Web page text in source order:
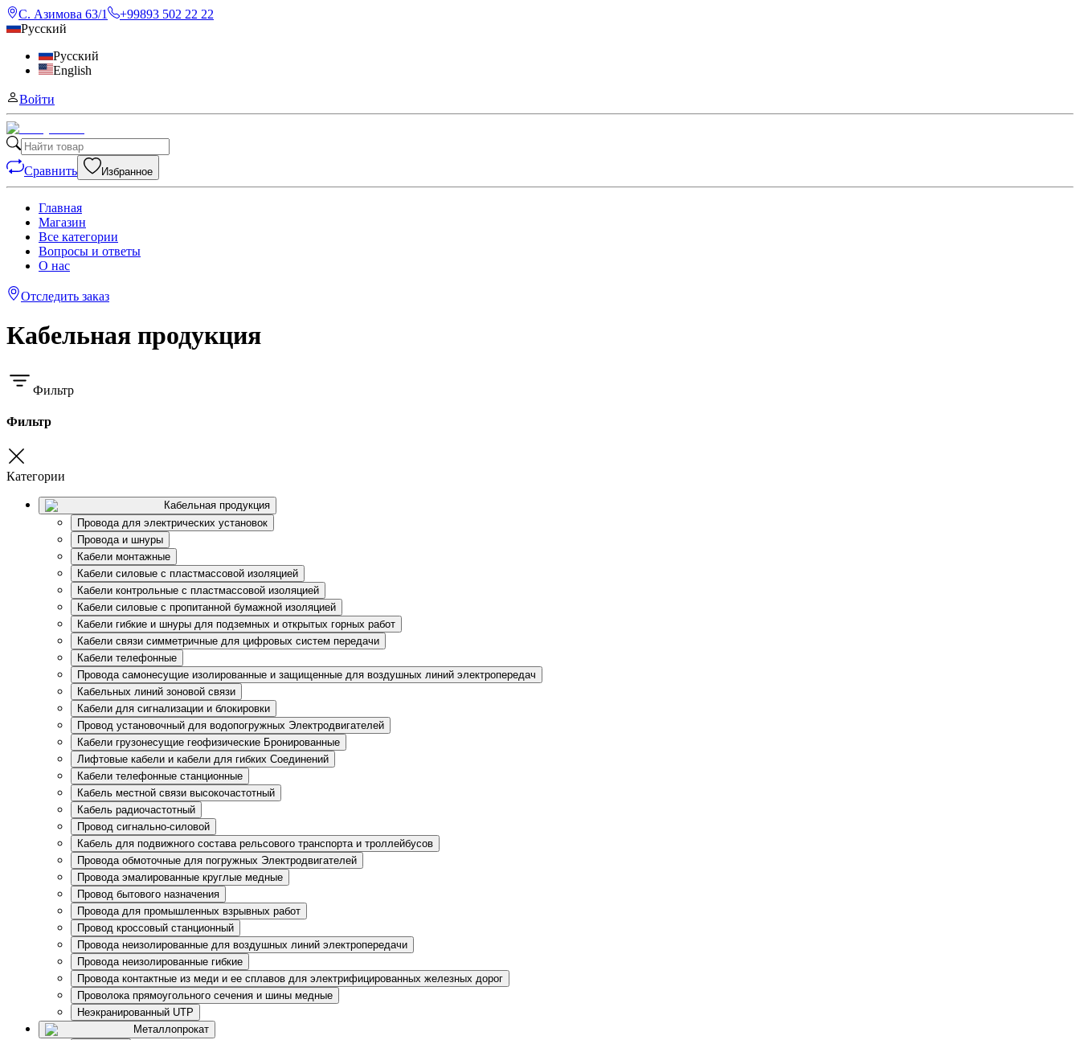
С. Азимова 63/1
+99893 502 22 22
Русский
Русский
English
Войти
Сравнить Избранное
Главная
Магазин
Все категории
Вопросы и ответы
О нас
Отследить заказ
Кабельная продукция
Фильтр
Фильтр
Категории
Кабельная продукция
Провода для электрических установок
Провода и шнуры
Кабели монтажные
Кабели силовые с пластмассовой изоляцией
Кабели контрольные с пластмассовой изоляцией
Кабели силовые с пропитанной бумажной изоляцией
Кабели гибкие и шнуры для подземных и открытых горных работ
Кабели связи симметричные для цифровых систем передачи
Кабели телефонные
Провода самонесущие изолированные и защищенные для воздушных линий электропередач
Кабельных линий зоновой связи
Кабели для сигнализации и блокировки
Провод установочный для водопогружных Электродвигателей
Кабели грузонесущие геофизические Бронированные
Лифтовые кабели и кабели для гибких Соединений
Кабели телефонные станционные
Кабель местной связи высокочастотный
Кабель радиочастотный
Провод сигнально-силовой
Кабель для подвижного состава рельсового транспорта и троллейбусов
Провода обмоточные для погружных Электродвигателей
Провода эмалированные круглые медные
Провод бытового назначения
Провода для промышленных взрывных работ
Провод кроссовый станционный
Провода неизолированные для воздушных линий электропередачи
Провода неизолированные гибкие
Провода контактные из меди и ее сплавов для электрифицированных железных дорог
Проволока прямоугольного сечения и шины медные
Неэкранированный UTP
Металлопрокат